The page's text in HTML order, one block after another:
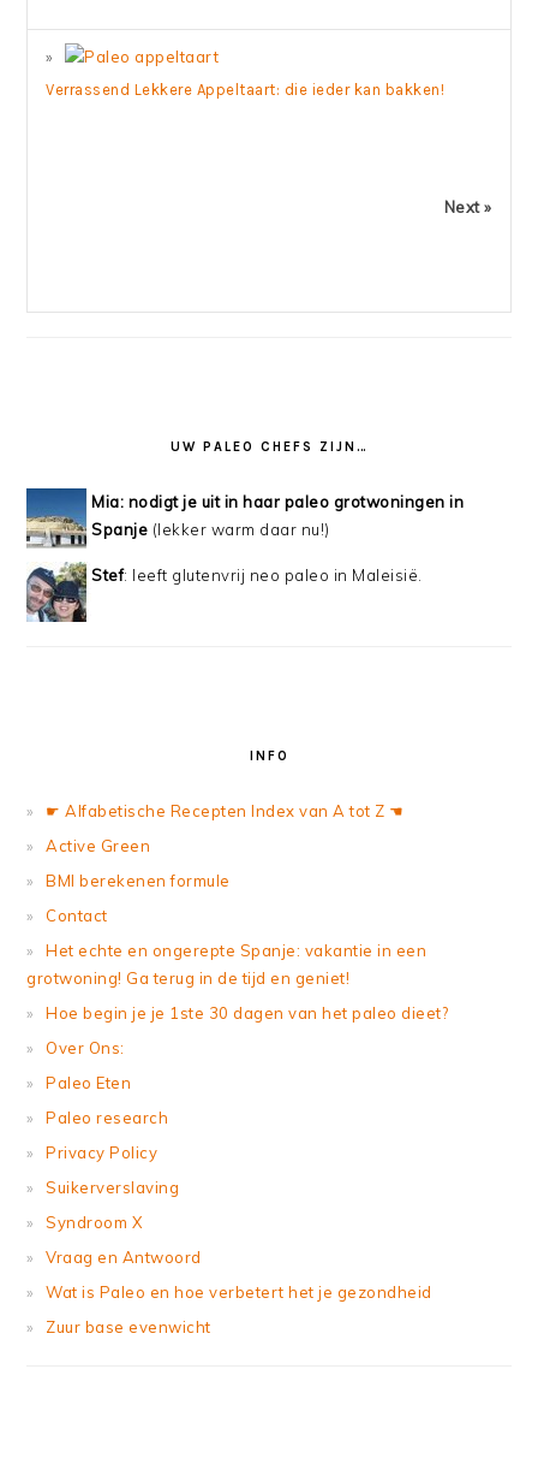
Verrassend Lekkere Appeltaart: die ieder kan bakken!
Next »
UW PALEO CHEFS ZIJN…
Mia: nodigt je uit in haar paleo grotwoningen in
Spanje (lekker warm daar nu!)
Stef: leeft glutenvrij neo paleo in Maleisië.
INFO
☛ Alfabetische Recepten Index van A tot Z ☚
Active Green
BMI berekenen formule
Contact
Het echte en ongerepte Spanje: vakantie in een
grotwoning! Ga terug in de tijd en geniet!
Hoe begin je je 1ste 30 dagen van het paleo dieet?
Over Ons:
Paleo Eten
Paleo research
Privacy Policy
Suikerverslaving
Syndroom X
Vraag en Antwoord
Wat is Paleo en hoe verbetert het je gezondheid
Zuur base evenwicht